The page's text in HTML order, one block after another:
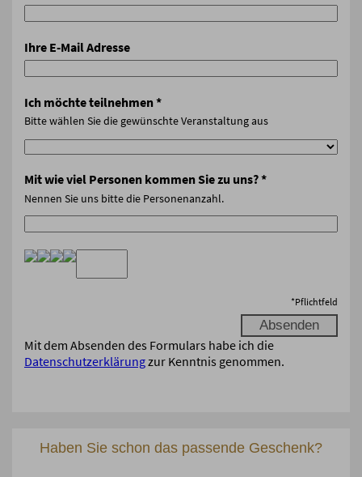
Ihre E-Mail Adresse
Ich möchte teilnehmen*
Bitte wählen Sie die gewünschte Veranstaltung aus
Mit wie viel Personen kommen Sie zu uns?*
Nennen Sie uns bitte die Personenanzahl.
*Pflichtfeld
Mit dem Absenden des Formulars habe ich die
Datenschutzerklärungzur Kenntnis genommen.
Haben Sie schon das passende Geschenk?